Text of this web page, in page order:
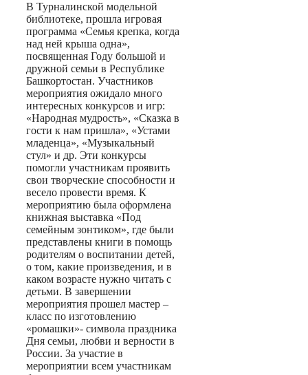
В Турналинской модельной
библиотеке, прошла игровая
программа «Семья крепка, когда
над ней крыша одна»,
посвященная Году большой и
дружной семьи в Республике
Башкортостан. Участников
мероприятия ожидало много
интересных конкурсов и игр:
«Народная мудрость», «Сказка в
гости к нам пришла», «Устами
младенца», «Музыкальный
стул» и др. Эти конкурсы
помогли участникам проявить
свои творческие способности и
весело провести время. К
мероприятию была оформлена
книжная выставка «Под
семейным зонтиком», где были
представлены книги в помощь
родителям о воспитании детей,
о том, какие произведения, и в
каком возрасте нужно читать с
детьми. В завершении
мероприятия прошел мастер –
класс по изготовлению
«ромашки»- символа праздника
Дня семьи, любви и верности в
России. За участие в
мероприятии всем участникам